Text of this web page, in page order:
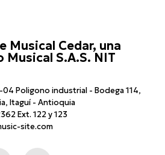
Musical Cedar, una
Musical S.A.S. NIT
04 Poligono industrial - Bodega 114,
Itaguí - Antioquia
Ext. 122 y 123
site.com